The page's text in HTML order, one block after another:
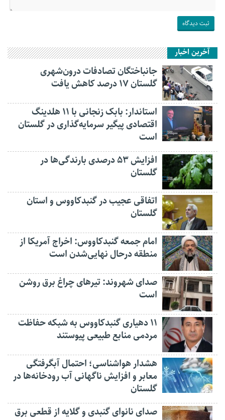
آخرین اخبار
جانباختگان تصادفات درون‌شهری
گلستان ۱۷ درصد کاهش یافت
استاندار: بابک زنجانی با ۱۱ هلدینگ
اقتصادی پیگیر سرمایه‌گذاری در گلستان
است
افزایش ۵۳ درصدی بارندگی‌ها در
گلستان
اتفاقی عجیب در‌ گنبدکاووس و استان
گلستان
امام جمعه گنبدکاووس: اخراج آمریکا از
منطقه درحال نهایی‌شدن است
صدای شهروند: تیرهای چراغ برق روشن
است
۱۱ دهیاری گنبدکاووس به شبکه حفاظت
مردمی منابع طبیعی پیوستند
هشدار هواشناسی؛ احتمال آبگرفتگی
معابر و افزایش ناگهانی آب رودخانه‌ها در
گلستان
صدای نانوای گنبدی و گلایه از قطعی برق